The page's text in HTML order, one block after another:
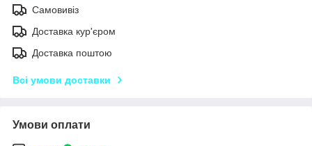
Самовивіз
Доставка кур'єром
Доставка поштою
Всі умови доставки
Умови оплати